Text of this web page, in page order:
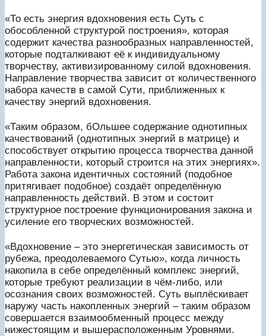
«То есть энергия вдохновения есть Суть с
обособленной структурой построения», которая
содержит качества разнообразных направленностей,
которые подталкивают её к индивидуальному
творчеству, активизированному силой вдохновения.
Направление творчества зависит от количественного
набора качеств в самой Сути, приближенных к
качеству энергий вдохновения.
«Таким образом, бОльшее содержание однотипных
качествований (однотипных энергий в матрице) и
способствует открытию процесса творчества данной
направленности, который строится на этих энергиях».
Работа закона идентичных состояний (подобное
притягивает подобное) создаёт определённую
направленность действий. В этом и состоит
структурное построение функционирования закона и
усиление его творческих возможностей.
«Вдохновение – это энергетическая зависимость от
рубежа, преодолеваемого Сутью», когда личность
накопила в себе определённый комплекс энергий,
которые требуют реализации в чём-либо, или
осознания своих возможностей. Суть выплёскивает
наружу часть накопленных энергий – таким образом
совершается взаимообменный процесс между
нижестоящим и вышерасположенным Уровнями.